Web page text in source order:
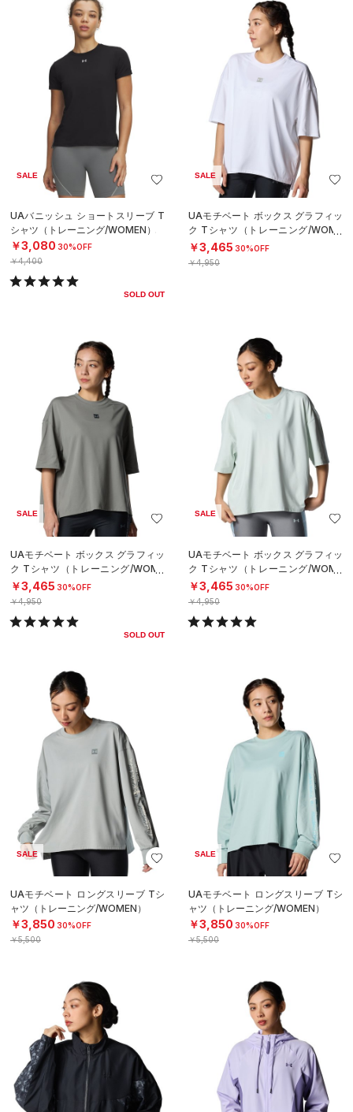
SALE
UAバニッシュ ショートスリーブ T
シャツ（トレーニング/WOMEN）
￥3,080 30%OFF
￥4,400
SOLD OUT
SALE
UAモチベート ボックス グラフィッ
ク Tシャツ（トレーニング/WOME
N）
￥3,465 30%OFF
￥4,950
SALE
UAモチベート ボックス グラフィッ
ク Tシャツ（トレーニング/WOME
N）
￥3,465 30%OFF
￥4,950
SOLD OUT
SALE
UAモチベート ボックス グラフィッ
ク Tシャツ（トレーニング/WOME
N）
￥3,465 30%OFF
￥4,950
SALE
UAモチベート ロングスリーブ Tシ
ャツ（トレーニング/WOMEN）
￥3,850 30%OFF
￥5,500
SALE
UAモチベート ロングスリーブ Tシ
ャツ（トレーニング/WOMEN）
￥3,850 30%OFF
￥5,500